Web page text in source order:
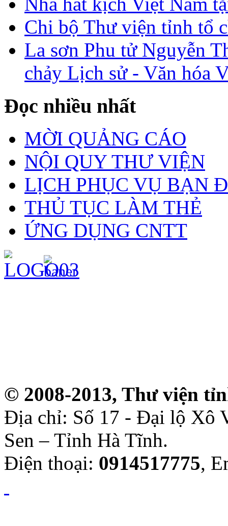
Chi bộ Thư viện tỉnh tổ
La sơn Phu tử Nguyễn
chảy Lịch sử - Văn hóa
Đọc nhiều nhất
MỜI QUẢNG CÁO
NỘI QUY THƯ VIỆN
LỊCH PHỤC VỤ BẠN
THỦ TỤC LÀM THẺ
ỨNG DỤNG CNTT
© 2008-2013, Thư viện
Địa chỉ: Số 17 - Đại lộ Xô
Sen – Tỉnh Hà Tĩnh.
Điện thoại: 0914517775,